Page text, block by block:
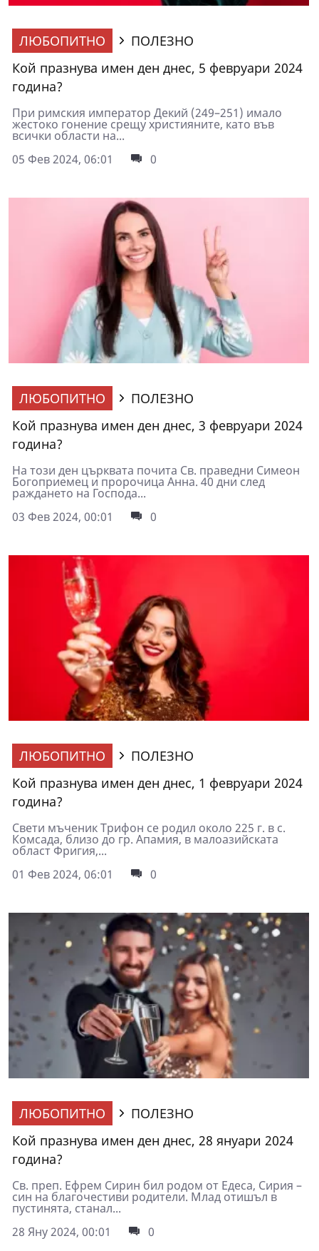
ЛЮБОПИТНО
ПОЛЕЗНО
Кой празнува имен ден днес, 5 февруари 2024
година?
При римския император Декий (249–251) имало
жестоко гонение срещу християните, като във
всички области на...
05 Фев 2024, 06:01
0
ЛЮБОПИТНО
ПОЛЕЗНО
Кой празнува имен ден днес, 3 февруари 2024
година?
На този ден църквата почита Св. праведни Симеон
Богоприемец и пророчица Анна. 40 дни след
раждането на Господа...
03 Фев 2024, 00:01
0
ЛЮБОПИТНО
ПОЛЕЗНО
Кой празнува имен ден днес, 1 февруари 2024
година?
Свети мъченик Трифон се родил около 225 г. в с.
Комсада, близо до гр. Апамия, в малоазийската
област Фригия,...
01 Фев 2024, 06:01
0
ЛЮБОПИТНО
ПОЛЕЗНО
Кой празнува имен ден днес, 28 януари 2024
година?
Св. преп. Ефрем Сирин бил родом от Едеса, Сирия –
син на благочестиви родители. Млад отишъл в
пустинята, станал...
28 Яну 2024, 00:01
0